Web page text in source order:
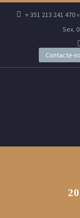
+ 351 213 241 470
Sex.
Contacte-